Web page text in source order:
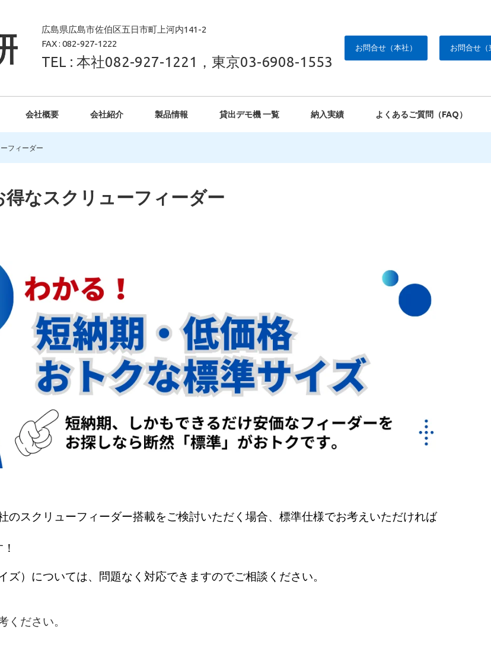
広島県広島市佐伯区五日市町上河内141-2
FAX : 082-927-1222
TEL : 本社082-927-1221，東京03-6908-1553
お問合せ（本社） お問合せ（
会社概要 会社紹介 製品情報 貸出デモ機 一覧 納入実績 よくあるご質問（FAQ）
フィーダー
得なスクリューフィーダー
スクリューフィーダー搭載をご検討いただく場合、 標準仕様でお考えいただければ
）については、問題なく対応できますのでご相談ください。
ください。